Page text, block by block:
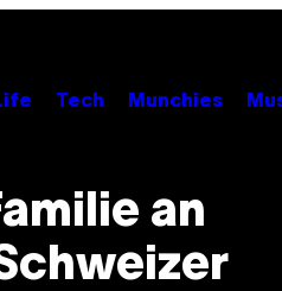
Tech Munchies
an